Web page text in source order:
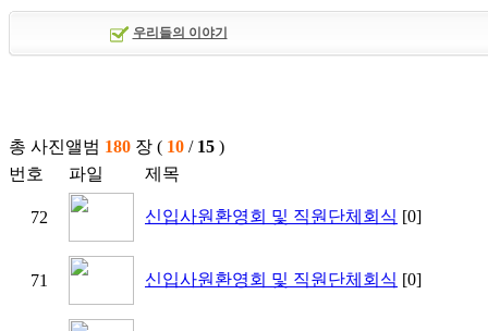
우리들의 이야기
총 사진앨범 180 장 ( 10 / 15 )
번호
파일 제목
72 신입사원환영회 및 직원단체회식 [0]
71 신입사원환영회 및 직원단체회식 [0]